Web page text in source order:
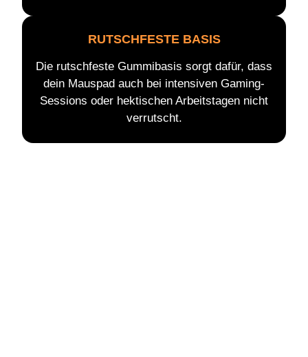
RUTSCHFESTE BASIS
Die rutschfeste Gummibasis sorgt dafür, dass
dein Mauspad auch bei intensiven Gaming-
Sessions oder hektischen Arbeitstagen nicht
verrutscht.